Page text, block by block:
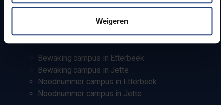
Weigeren
Internationale studenten
Bewaking campus in Etterbeek
Bewaking campus in Jette
Noodnummer campus in Etterbeek
Noodnummer campus in Jette